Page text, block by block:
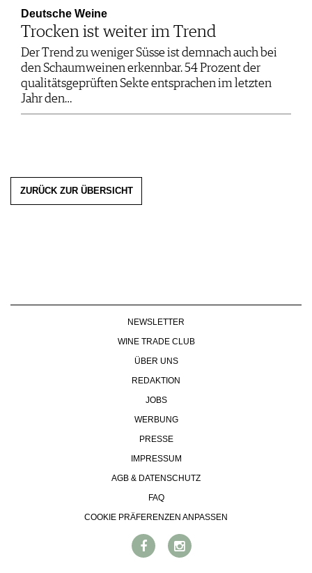
Deutsche Weine
Trocken ist weiter im Trend
Der Trend zu weniger Süsse ist demnach auch bei
den Schaumweinen erkennbar. 54 Prozent der
qualitätsgeprüften Sekte entsprachen im letzten
Jahr den…
ZURÜCK ZUR ÜBERSICHT
NEWSLETTER
WINE TRADE CLUB
ÜBER UNS
REDAKTION
JOBS
WERBUNG
PRESSE
IMPRESSUM
AGB & DATENSCHUTZ
FAQ
COOKIE PRÄFERENZEN ANPASSEN